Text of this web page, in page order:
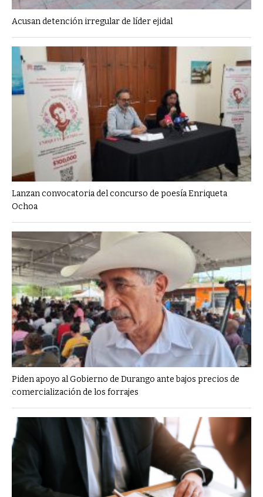
Acusan detención irregular de líder ejidal
Lanzan convocatoria del concurso de poesía Enriqueta
Ochoa
Piden apoyo al Gobierno de Durango ante bajos precios de
comercialización de los forrajes